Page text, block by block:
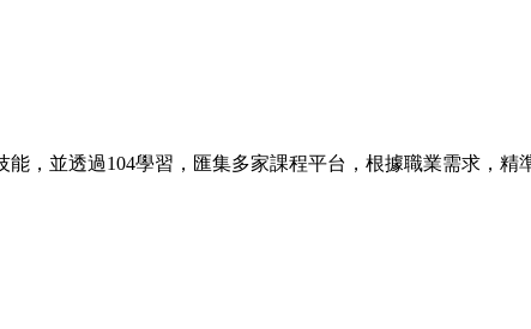
，並透過104學習，匯集多家課程平台，根據職業需求，精